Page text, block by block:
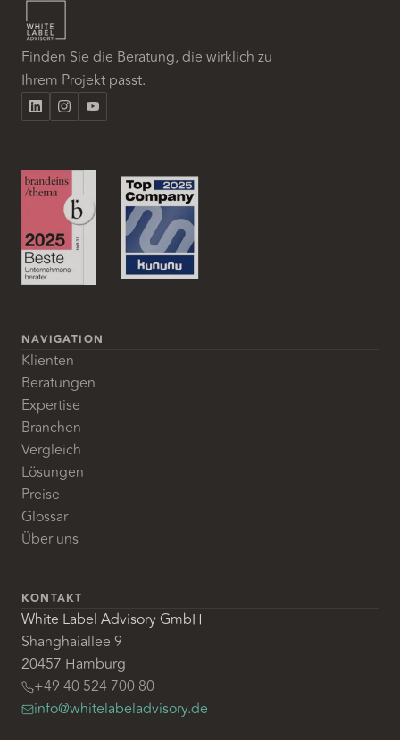
Finden Sie die Beratung, die wirklich zu
Ihrem Projekt passt.
NAVIGATION
Klienten
Beratungen
Expertise
Branchen
Vergleich
Lösungen
Preise
Glossar
Über uns
KONTAKT
White Label Advisory GmbH
Shanghaiallee 9
20457 Hamburg
+49 40 524 700 80
info@whitelabeladvisory.de